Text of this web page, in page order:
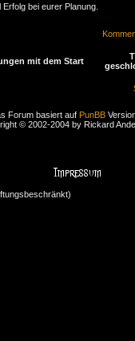
bei eurer Planung.
mit dem Start
Forum basiert auf PunBB
© 2002-2004 by Rickard